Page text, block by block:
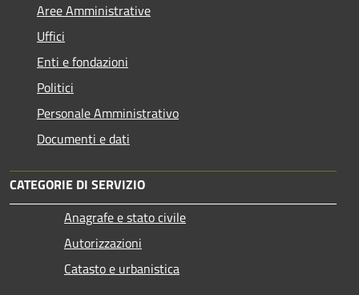
Aree Amministrative
Uffici
Enti e fondazioni
Politici
Personale Amministrativo
Documenti e dati
CATEGORIE DI SERVIZIO
Anagrafe e stato civile
Autorizzazioni
Catasto e urbanistica